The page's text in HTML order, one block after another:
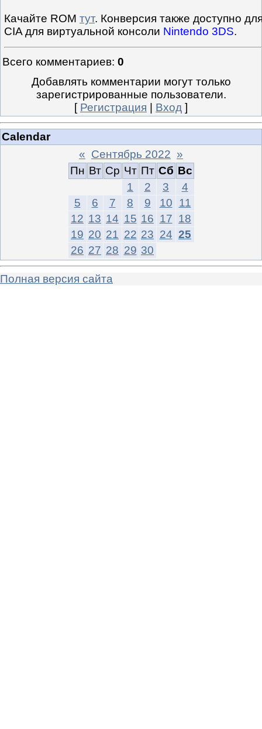
Качайте ROM тут. Конверсия также доступно
CIA для виртуальной консоли Nintendo 3DS.
Всего комментариев: 0
Добавлять комментарии могут только
зарегистрированные пользователи.
[ Регистрация Вход ]
Calendar
« Сентябрь 2022 »
Пн Вт Ср Чт Пт Сб Вс
1
2 3
4
5
6 7 8 9 10
11
12 13 14 15 16 17 18
19 20 21 22 23 24 25
26 27 28 29 30
Полная версия сайта